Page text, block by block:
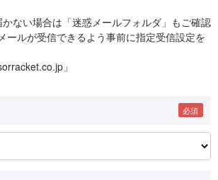
ない場合は「迷惑メールフォルダ」もご確認
ールが受信できるよう事前に指定受信設定を
」